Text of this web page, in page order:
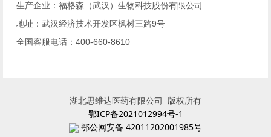
生产企业：福格森（武汉）生物科技股份有限公司
地址：武汉经济技术开发区枫树三路9号
全国客服电话：400-660-8610
湖北思维达医药有限公司 版权所有
鄂ICP备2021012994号-1
鄂公网安备 42011202001985号